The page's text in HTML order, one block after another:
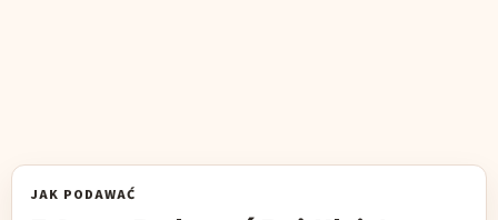
JAK PODAWAĆ